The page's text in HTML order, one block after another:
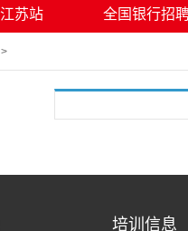
江苏站 全国银行招
>
培训信息